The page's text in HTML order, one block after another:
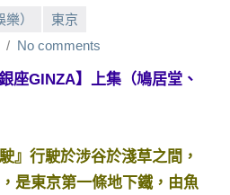
）
東京
No comments
座GINZA】上集（鳩居堂、
』行駛於涉谷於淺草之間，
是東京第一條地下鐵，由魚